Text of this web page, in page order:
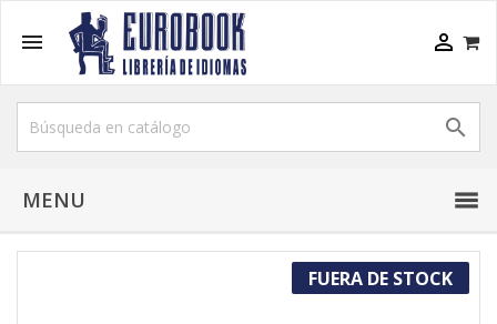
 

MENU
FUERA DE STOCK